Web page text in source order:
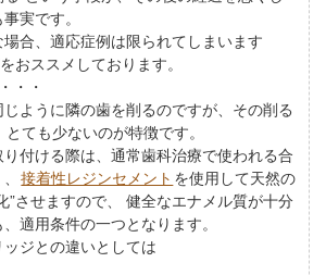
実です。
合、適応症例は限られてしまいます
おススメしております。
・・
ように隣の歯を削るのですが、その削る
ても少ないのが特徴です。
付ける際は、通常歯科治療で使われる合
接着性レジンセメント を使用して天然の
”させますので、 健全なエナメル質が十分
適用条件の一つとなります。
ジとの違いとしては